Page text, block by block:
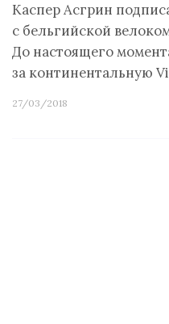
Каспер Асгрин
с бельгийской
До настоящего
за континентальную
27/03/2018